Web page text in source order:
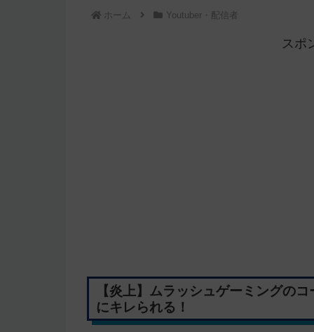
ホーム Youtuber・配信者
スポ
【炎上】ムラッシュゲーミングの
にキレられる！